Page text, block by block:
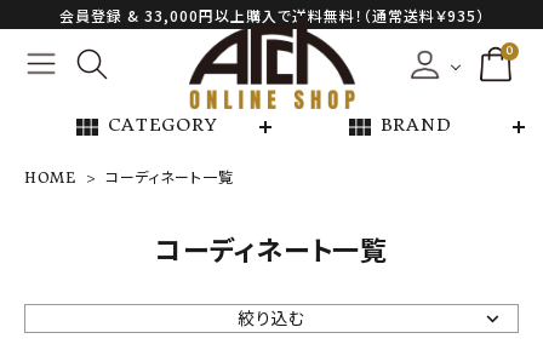
会員登録 & 33,000円以上購入で送料無料！（通常送料￥935）
0
view_module CATEGORY view_module BRAND
NEW ARRIVAL
ARCH EXCLUSIVE
HOME コーディネート一覧
コーディネート一覧
絞り込む